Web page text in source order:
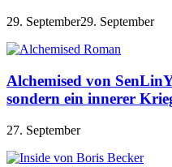
29. September29. September
Alchemised von
sondern ein innerer
27. September